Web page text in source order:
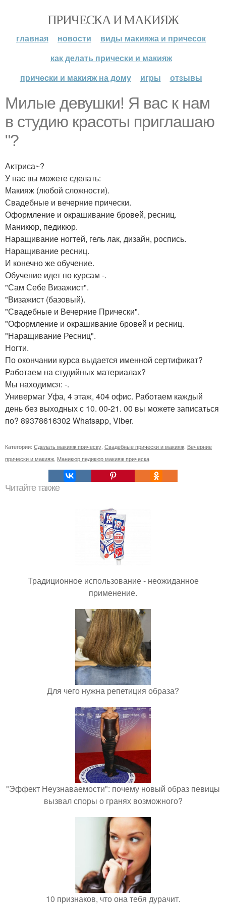
ПРИЧЕСКА И МАКИЯЖ
главная новости
виды макияжа и причесок
как делать прически и макияж
прически и макияж на дому
игры отзывы
Милые девушки! Я вас к нам
в студию красоты приглашаю
"?
Актриса~?
У нас вы можете сделать:
Макияж (любой сложности).
Свадебные и вечерние прически.
Оформление и окрашивание бровей, ресниц.
Маникюр, педикюр.
Наращивание ногтей, гель лак, дизайн, роспись.
Наращивание ресниц.
И конечно же обучение.
Обучение идет по курсам -.
"Сам Себе Визажист".
"Визажист (базовый).
"Свадебные и Вечерние Прически".
"Оформление и окрашивание бровей и ресниц.
"Наращивание Ресниц".
Ногти.
По окончании курса выдается именной сертификат?
Работаем на студийных материалах?
Мы находимся: -.
Универмаг Уфа, 4 этаж, 404 офис. Работаем каждый
день без выходных с 10. 00-21. 00 вы можете записаться
по? 89378616302 Whatsapp, Viber.
Категории: Сделать макияж прическу Свадебные прически и макияж Вечерние
прически и макияж Маникюр педикюр макияж прическа
Читайте также
Традиционное использование - неожиданное
применение.
Для чего нужна репетиция образа?
"Эффект Неузнаваемости": почему новый образ певицы
вызвал споры о гранях возможного?
10 признаков, что она тебя дурачит.